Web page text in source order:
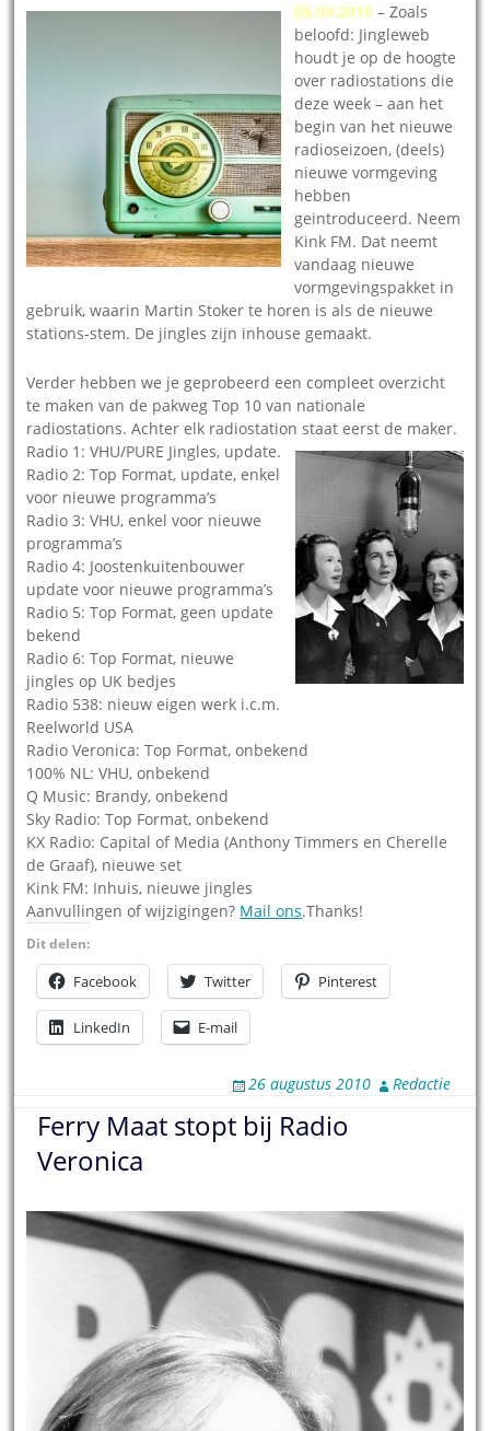
05.09.2010 – Zoals
beloofd: Jingleweb
houdt je op de hoogte
over radiostations die
deze week – aan het
begin van het nieuwe
radioseizoen, (deels)
nieuwe vormgeving
hebben
geintroduceerd. Neem
Kink FM. Dat neemt
vandaag nieuwe
vormgevingspakket in
gebruik, waarin Martin Stoker te horen is als de nieuwe
stations-stem. De jingles zijn inhouse gemaakt.
Verder hebben we je geprobeerd een compleet overzicht
te maken van de pakweg Top 10 van nationale
radiostations. Achter elk radiostation staat eerst de maker.
Radio 1: VHU/PURE Jingles, update.
Radio 2: Top Format, update, enkel
voor nieuwe programma’s
Radio 3: VHU, enkel voor nieuwe
programma’s
Radio 4: Joostenkuitenbouwer
update voor nieuwe programma’s
Radio 5: Top Format, geen update
bekend
Radio 6: Top Format, nieuwe
jingles op UK bedjes
Radio 538: nieuw eigen werk i.c.m.
Reelworld USA
Radio Veronica: Top Format, onbekend
100% NL: VHU, onbekend
Q Music: Brandy, onbekend
Sky Radio: Top Format, onbekend
KX Radio: Capital of Media (Anthony Timmers en Cherelle
de Graaf), nieuwe set
Kink FM: Inhuis, nieuwe jingles
Aanvullingen of wijzigingen? Mail ons.Thanks!
Dit delen:
Facebook Twitter Pinterest
LinkedIn E-mail
26 augustus 2010 Redactie
Ferry Maat stopt bij Radio
Veronica